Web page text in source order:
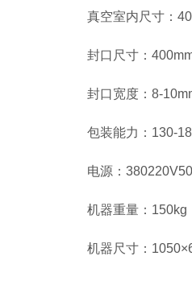
真空室内尺寸：
封口尺寸：
封口宽度：8-
包装能力：130-
电源：
机器重量：150kg
机器尺寸：